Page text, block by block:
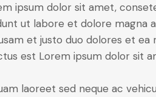
ipsum dolor sit amet,
ut labore et dolore magna
et justo duo dolores et ea
est Lorem ipsum dolor sit
laoreet sed neque ac